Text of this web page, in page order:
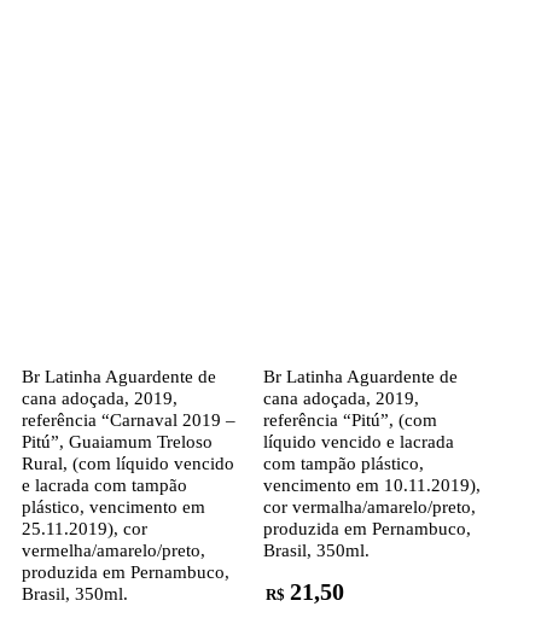
Br Latinha Aguardente de
cana adoçada, 2019,
referência “Carnaval 2019 –
Pitú”, Guaiamum Treloso
Rural, (com líquido vencido
e lacrada com tampão
plástico, vencimento em
25.11.2019), cor
vermelha/amarelo/preto,
produzida em Pernambuco,
Brasil, 350ml.
Br Latinha Aguardente de
cana adoçada, 2019,
referência “Pitú”, (com
líquido vencido e lacrada
com tampão plástico,
vencimento em 10.11.2019),
cor vermalha/amarelo/preto,
produzida em Pernambuco,
Brasil, 350ml.
R$ 21,50